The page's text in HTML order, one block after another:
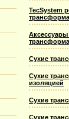
TecSystem
Аксессуары
Сухие
Сухие
изоляцией
Сухие
Сухие